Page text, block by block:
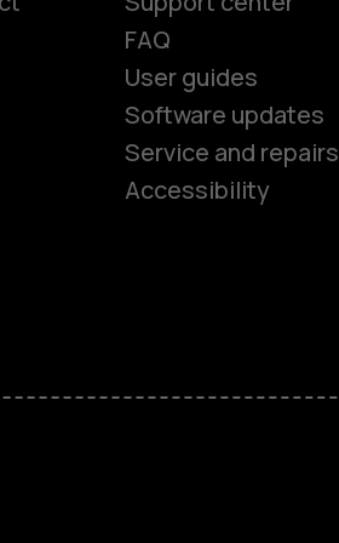
FAQ
User guides
Software updates
Service and repairs
Accessibility